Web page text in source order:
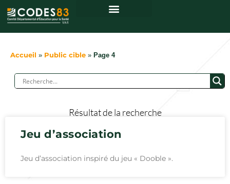
Accueil » Public cible » Page 4
Résultat de la recherche
Jeu d’association
Jeu d’association inspiré du jeu « Dooble ».